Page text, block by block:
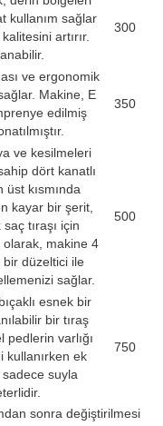
kullanım sağlar
artırır.
300
ve ergonomik
Makine, E
edilmiş
350
ve kesilmeleri
dört kanatlı
kısmında
kayar bir şerit,
tıraşı için
makine 4
düzeltici ile
sağlar.
500
esnek bir
bir tıraş
pedlerin varlığı
kullanırken ek
suyla
750
sonra değiştirilmesi